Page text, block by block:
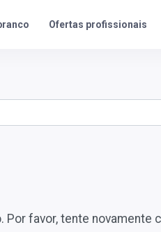
Ofertas profissionais
Por favor, tente novamente